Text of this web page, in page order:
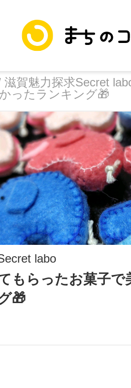
滋賀魅力探求Secret
ったランキング🎁
labo
もらったお菓子で
🎁
トップ
スポットに
に導入を